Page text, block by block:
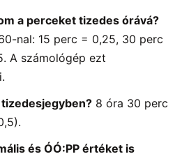
a perceket tizedes órává?
nal: 15 perc = 0,25, 30 perc
A számológép ezt
8 óra 30 perc
és ÓÓ:PP értéket is